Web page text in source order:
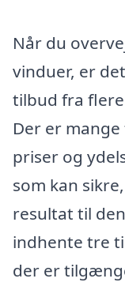
Når du
vinduer, er
tilbud fra
Der er
priser og
som kan
resultat til
indhente tre
der er